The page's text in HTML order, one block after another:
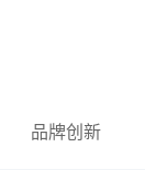
品牌创新